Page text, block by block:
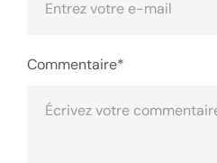
Commentaire*